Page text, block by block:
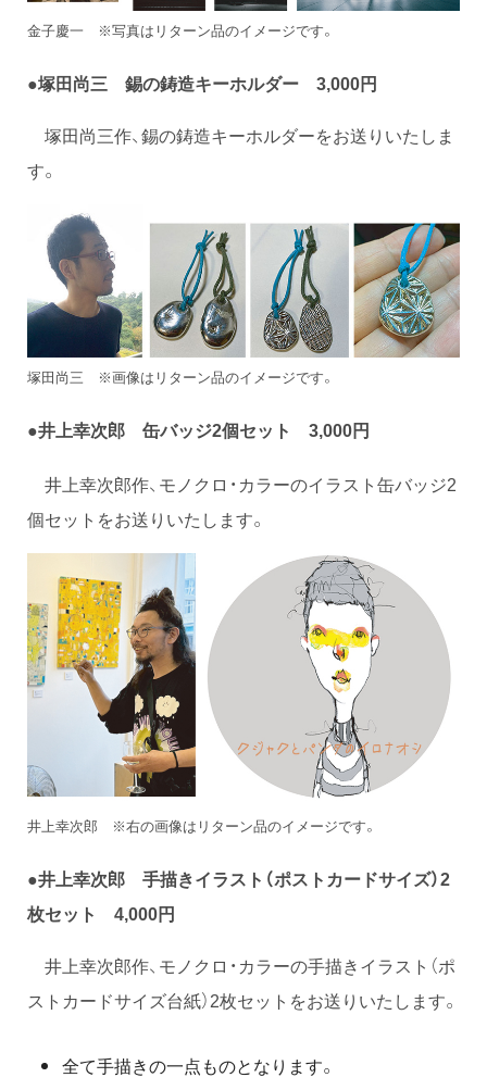
金子慶一 ※写真はリターン品のイメージです。
●塚田尚三 錫の鋳造キーホルダー 3,000円
塚田尚三作、錫の鋳造キーホルダーをお送りいたしま
す。
塚田尚三 ※画像はリターン品のイメージです。
●井上幸次郎 缶バッジ2個セット 3,000円
井上幸次郎作、モノクロ・カラーのイラスト缶バッジ2
個セットをお送りいたします。
井上幸次郎 ※右の画像はリターン品のイメージです。
●井上幸次郎 手描きイラスト（ポストカードサイズ）2
枚セット 4,000円
井上幸次郎作、モノクロ・カラーの手描きイラスト（ポ
ストカードサイズ台紙）2枚セットをお送りいたします。
全て手描きの一点ものとなります。